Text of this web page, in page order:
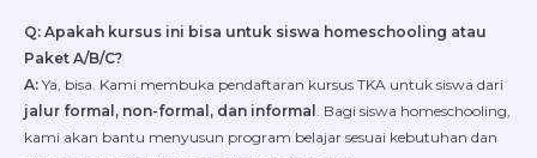
Q: Apakah kursus ini bisa untuk siswa homeschooling atau
Paket A/B/C?
A: Ya, bisa. Kami membuka pendaftaran kursus TKA untuk siswa dari
jalur formal, non-formal, dan informal . Bagi siswa homeschooling,
kami akan bantu menyusun program belajar sesuai kebutuhan dan